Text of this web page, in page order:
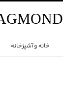
MOND
خانه و آشپزخانه